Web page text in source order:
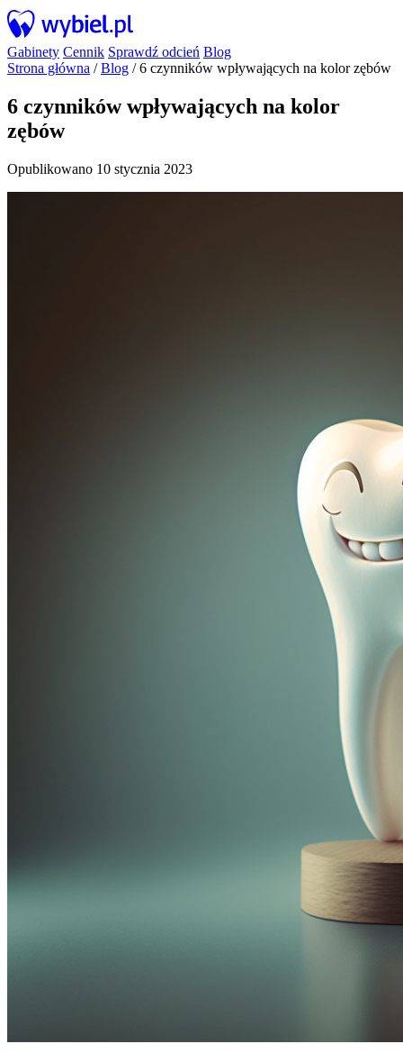
Gabinety Cennik Sprawdź odcień Blog
Strona główna /Blog /6 czynników wpływających na kolor zębów
6 czynników wpływających na kolor
zębów
Opublikowano 10 stycznia 2023